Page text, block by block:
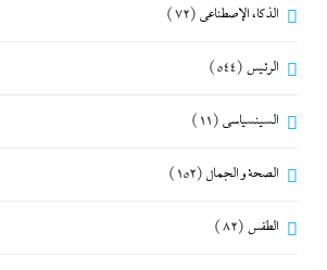
الذكاء الإصطناعي (72)
الرئيس (544)
السينسياسي (11)
الصحة و الجمال (152)
الطقس (82)